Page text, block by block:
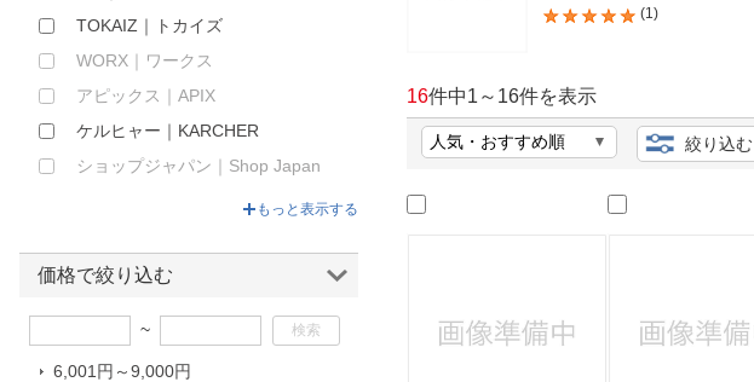
(1)
16件中1 ～ 16件を表示
絞り込む
TOKAIZ｜トカイズ
WORX｜ワークス
アピックス｜APIX
ケルヒャー｜KARCHER
ショップジャパン｜Shop Japan
ツカモトエイム｜TSUKAMOTO
ブラック＆デッカー｜BLACK +
DECKER
プラスマイナスゼロ｜PLUS
MINUS ZERO
もっと表示する
価格で絞り込む
~
6,001円～9,000円